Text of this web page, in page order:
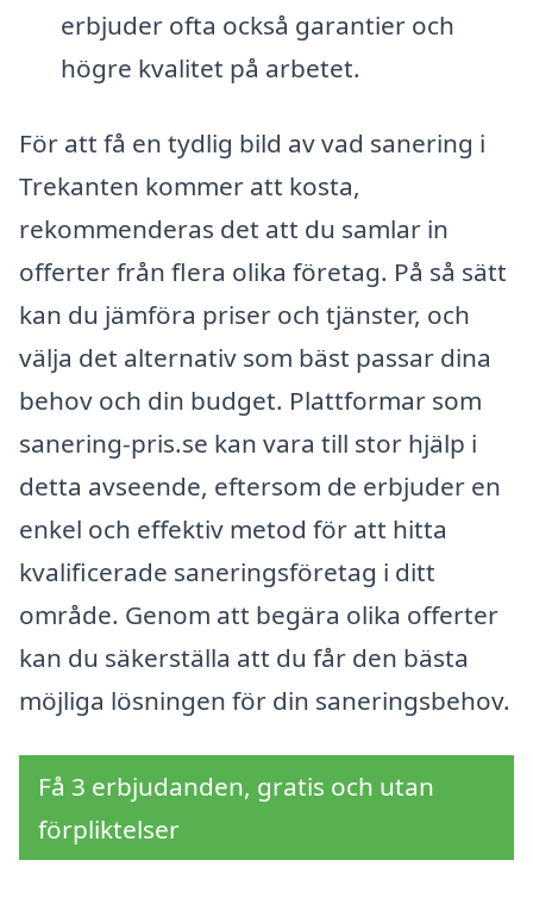
erbjuder ofta också garantier och
högre kvalitet på arbetet.
För att få en tydlig bild av vad sanering i
Trekanten kommer att kosta,
rekommenderas det att du samlar in
offerter från flera olika företag. På så sätt
kan du jämföra priser och tjänster, och
välja det alternativ som bäst passar dina
behov och din budget. Plattformar som
sanering-pris.se kan vara till stor hjälp i
detta avseende, eftersom de erbjuder en
enkel och effektiv metod för att hitta
kvalificerade saneringsföretag i ditt
område. Genom att begära olika offerter
kan du säkerställa att du får den bästa
möjliga lösningen för din saneringsbehov.
Få 3 erbjudanden, gratis och utan
förpliktelser